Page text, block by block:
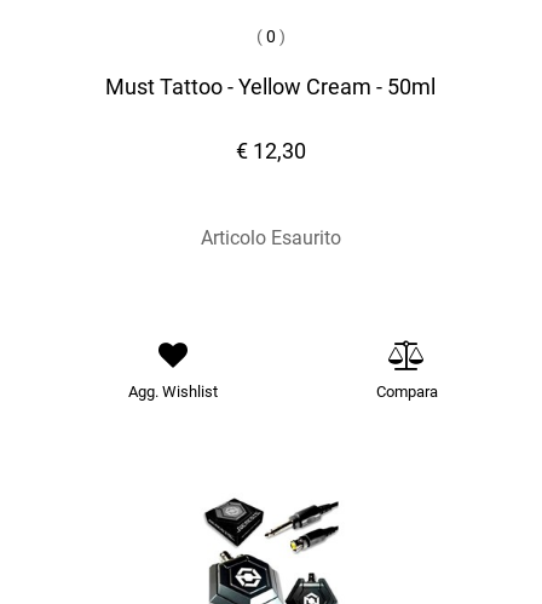
(0 )
Must Tattoo - Yellow Cream - 50ml
€ 12,30
Articolo Esaurito
Agg. Wishlist Compara